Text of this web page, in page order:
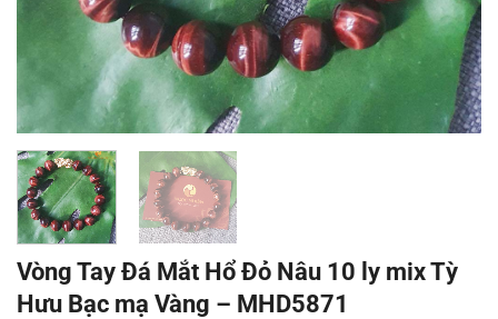
Vòng Tay Đá Mắt Hổ Đỏ Nâu 10 ly mix Tỳ
Hưu Bạc mạ Vàng – MHD5871